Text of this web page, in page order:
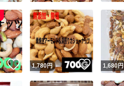
いいね！
1,780円 いいね！
1,680円